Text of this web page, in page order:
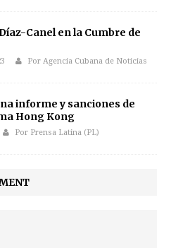
Canel en la Cumbre de
Por Agencia Cubana de Noticias
informe y sanciones de
Hong Kong
Por Prensa Latina (PL)